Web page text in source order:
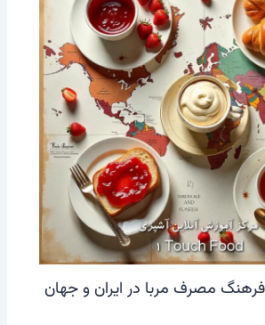
فرهنگ مصرف مربا در ایران و جهان